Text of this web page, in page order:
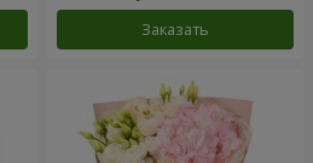
Заказать